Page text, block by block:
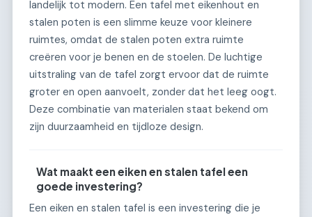
landelijk tot modern. Een tafel met eikenhout en
stalen poten is een slimme keuze voor kleinere
ruimtes, omdat de stalen poten extra ruimte
creëren voor je benen en de stoelen. De luchtige
uitstraling van de tafel zorgt ervoor dat de ruimte
groter en open aanvoelt, zonder dat het leeg oogt.
Deze combinatie van materialen staat bekend om
zijn duurzaamheid en tijdloze design.
Wat maakt een eiken en stalen tafel een
goede investering?
Een eiken en stalen tafel is een investering die je